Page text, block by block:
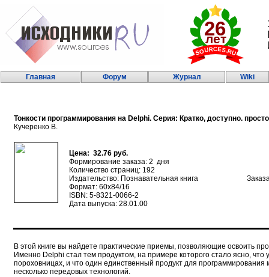
Главная Форум Журнал Wiki
Тонкости программирования на Delphi. Серия: Кратко, доступно. просто
Кучеренко В.
Цена: 32.76 руб.
Формирование заказа: 2 дня
Количество страниц: 192
Издательство: Познавательная книга
Формат: 60х84/16
ISBN: 5-8321-0066-2
Дата выпуска: 28.01.00
В этой книге вы найдете практические приемы, позволяющие освоить
Именно Delphi стал тем продуктом, на примере которого стало ясно, что
пороховницах, и что один единственный продукт для программирования
несколько передовых технологий.